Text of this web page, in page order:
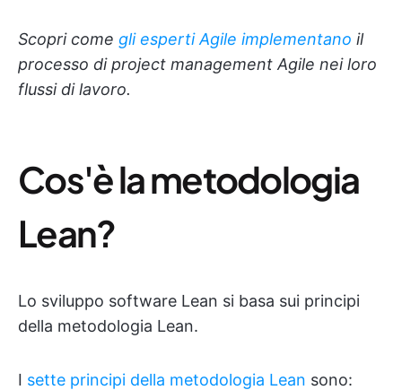
Scopri come gli esperti Agile implementano il
processo di project management Agile nei loro
flussi di lavoro.
Cos'è la metodologia
Lean?
Lo sviluppo software Lean si basa sui principi
della metodologia Lean.
I sette principi della metodologia Lean sono: